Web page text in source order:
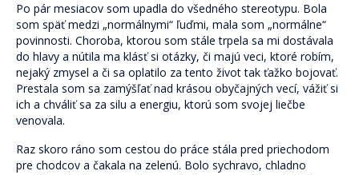
Po pár mesiacov som upadla do všedného stereotypu. Bola
som späť medzi „normálnymi“ ľuďmi, mala som „normálne“
povinnosti. Choroba, ktorou som stále trpela sa mi dostávala
do hlavy a nútila ma klásť si otázky, či majú veci, ktoré robím,
nejaký zmysel a či sa oplatilo za tento život tak ťažko bojovať.
Prestala som sa zamýšľať nad krásou obyčajných vecí, vážiť si
ich a chváliť sa za silu a energiu, ktorú som svojej liečbe
venovala.
Raz skoro ráno som cestou do práce stála pred priechodom
pre chodcov a čakala na zelenú. Bolo sychravo, chladno